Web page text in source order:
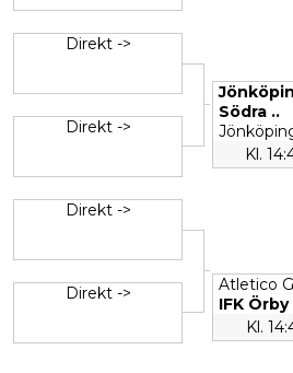
Direkt ->
Direkt ->
Direkt ->
Direkt ->
Södra ..
Kl.
Atletico
IFK Örby
Kl.